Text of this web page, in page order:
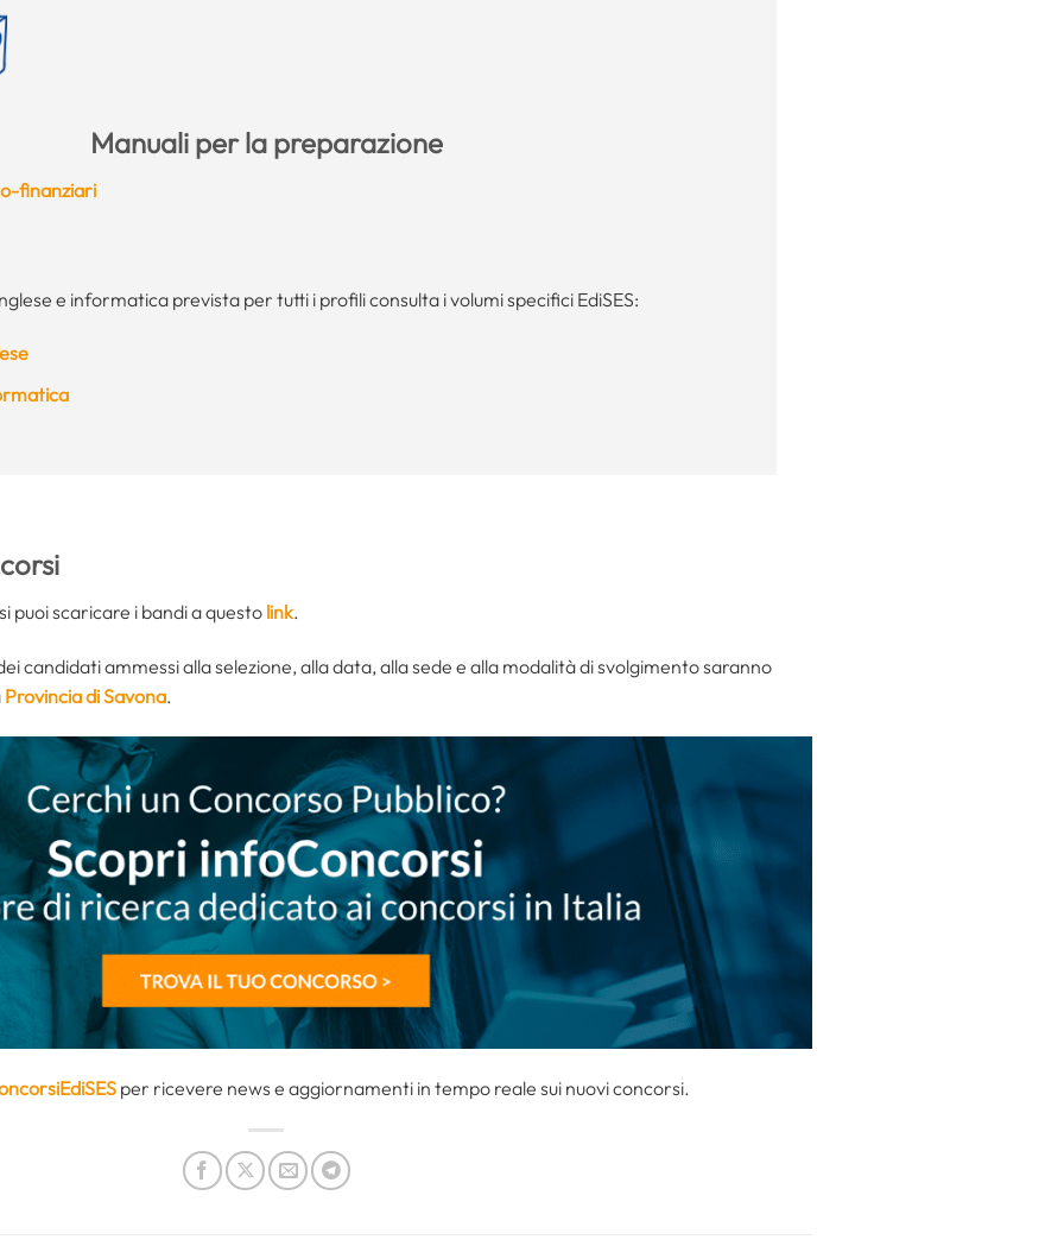
Manuali per la preparazione
finanziari
e informatica prevista per tutti i profili consulta i volumi specifici EdiSES:
puoi scaricare i bandi a questolink.
candidati ammessi alla selezione, alla data, alla sede e alla modalità di svolgimento saranno
Provincia di Savona.
per ricevere news e aggiornamenti in tempo reale sui nuovi concorsi.